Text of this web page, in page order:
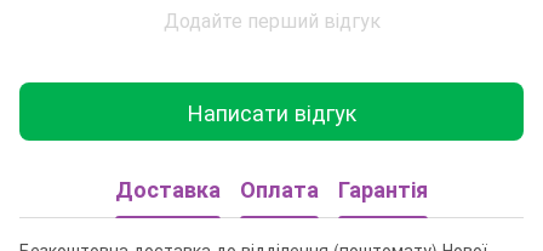
Додайте перший відгук
Написати відгук
Доставка Оплата Гарантія